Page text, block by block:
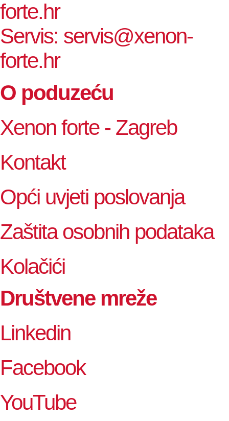
forte.hr
Servis: servis@xenon-
forte.hr
O poduzeću
Xenon forte - Zagreb
Kontakt
Opći uvjeti poslovanja
Zaštita osobnih podataka
Kolačići
Društvene mreže
Linkedin
Facebook
YouTube